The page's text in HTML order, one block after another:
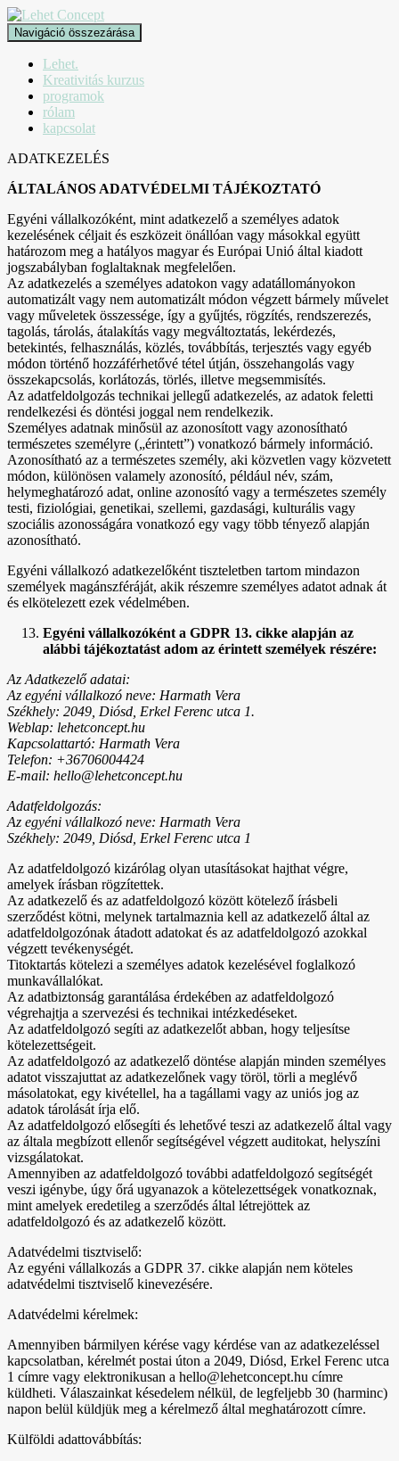
Navigáció összezárása
Lehet.
Kreativitás kurzus
programok
rólam
kapcsolat
ADATKEZELÉS
ÁLTALÁNOS ADATVÉDELMI TÁJÉKOZTATÓ
Egyéni vállalkozóként, mint adatkezelő a személyes adatok
kezelésének céljait és eszközeit önállóan vagy másokkal együtt
határozom meg a hatályos magyar és Európai Unió által kiadott
jogszabályban foglaltaknak megfelelően.
Az adatkezelés a személyes adatokon vagy adatállományokon
automatizált vagy nem automatizált módon végzett bármely művelet
vagy műveletek összessége, így a gyűjtés, rögzítés, rendszerezés,
tagolás, tárolás, átalakítás vagy megváltoztatás, lekérdezés,
betekintés, felhasználás, közlés, továbbítás, terjesztés vagy egyéb
módon történő hozzáférhetővé tétel útján, összehangolás vagy
összekapcsolás, korlátozás, törlés, illetve megsemmisítés.
Az adatfeldolgozás technikai jellegű adatkezelés, az adatok feletti
rendelkezési és döntési joggal nem rendelkezik.
Személyes adatnak minősül az azonosított vagy azonosítható
természetes személyre („érintett”) vonatkozó bármely információ.
Azonosítható az a természetes személy, aki közvetlen vagy közvetett
módon, különösen valamely azonosító, például név, szám,
helymeghatározó adat, online azonosító vagy a természetes személy
testi, fiziológiai, genetikai, szellemi, gazdasági, kulturális vagy
szociális azonosságára vonatkozó egy vagy több tényező alapján
azonosítható.
Egyéni vállalkozó adatkezelőként tiszteletben tartom mindazon
személyek magánszféráját, akik részemre személyes adatot adnak át
és elkötelezett ezek védelmében.
Egyéni vállalkozóként a GDPR 13. cikke alapján az
alábbi tájékoztatást adom az érintett személyek részére:
Az Adatkezelő adatai:
Az egyéni vállalkozó neve: Harmath Vera
Székhely: 2049, Diósd, Erkel Ferenc utca 1.
Weblap: lehetconcept.hu
Kapcsolattartó: Harmath Vera
Telefon: +36706004424
E-mail: hello@lehetconcept.hu
Adatfeldolgozás:
Az egyéni vállalkozó neve: Harmath Vera
Székhely: 2049, Diósd, Erkel Ferenc utca 1
Az adatfeldolgozó kizárólag olyan utasításokat hajthat végre,
amelyek írásban rögzítettek.
Az adatkezelő és az adatfeldolgozó között kötelező írásbeli
szerződést kötni, melynek tartalmaznia kell az adatkezelő által az
adatfeldolgozónak átadott adatokat és az adatfeldolgozó azokkal
végzett tevékenységét.
Titoktartás kötelezi a személyes adatok kezelésével foglalkozó
munkavállalókat.
Az adatbiztonság garantálása érdekében az adatfeldolgozó
végrehajtja a szervezési és technikai intézkedéseket.
Az adatfeldolgozó segíti az adatkezelőt abban, hogy teljesítse
kötelezettségeit.
Az adatfeldolgozó az adatkezelő döntése alapján minden személyes
adatot visszajuttat az adatkezelőnek vagy töröl, törli a meglévő
másolatokat, egy kivétellel, ha a tagállami vagy az uniós jog az
adatok tárolását írja elő.
Az adatfeldolgozó elősegíti és lehetővé teszi az adatkezelő által vagy
az általa megbízott ellenőr segítségével végzett auditokat, helyszíni
vizsgálatokat.
Amennyiben az adatfeldolgozó további adatfeldolgozó segítségét
veszi igénybe, úgy őrá ugyanazok a kötelezettségek vonatkoznak,
mint amelyek eredetileg a szerződés által létrejöttek az
adatfeldolgozó és az adatkezelő között.
Adatvédelmi tisztviselő:
Az egyéni vállalkozás a GDPR 37. cikke alapján nem köteles
adatvédelmi tisztviselő kinevezésére.
Adatvédelmi kérelmek:
Amennyiben bármilyen kérése vagy kérdése van az adatkezeléssel
kapcsolatban, kérelmét postai úton a 2049, Diósd, Erkel Ferenc utca
1 címre vagy elektronikusan a hello@lehetconcept.hu címre
küldheti. Válaszainkat késedelem nélkül, de legfeljebb 30 (harminc)
napon belül küldjük meg a kérelmező által meghatározott címre.
Külföldi adattovábbítás: